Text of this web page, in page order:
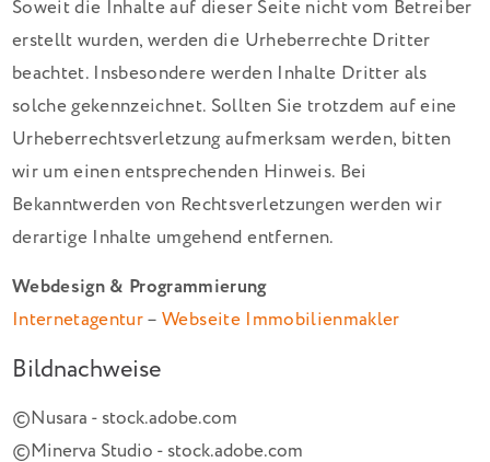
Soweit die Inhalte auf dieser Seite nicht vom Betreiber
erstellt wurden, werden die Urheberrechte Dritter
beachtet. Insbesondere werden Inhalte Dritter als
solche gekennzeichnet. Sollten Sie trotzdem auf eine
Urheberrechtsverletzung aufmerksam werden, bitten
wir um einen entsprechenden Hinweis. Bei
Bekanntwerden von Rechtsverletzungen werden wir
derartige Inhalte umgehend entfernen.
Webdesign & Programmierung
Internetagentur–Webseite Immobilienmakler
Bildnachweise
©Nusara - stock.adobe.com
©Minerva Studio - stock.adobe.com